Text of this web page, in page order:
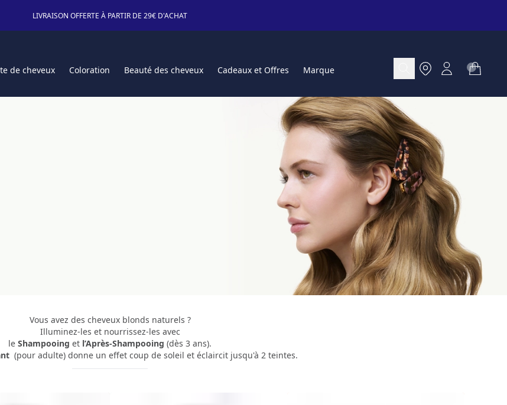
LIVRAISON OFFERTE À PARTIR DE 29€ D'ACHAT
de cheveux Coloration Beauté des cheveux Cadeaux et Offres Marque
Vous avez des cheveux blonds naturels ?
Illuminez-les et nourrissez-les avec
le Shampooing et l’Après-Shampooing (dès 3 ans).
(pour adulte) donne un effet coup de soleil et éclaircit jusqu'à 2 teintes.